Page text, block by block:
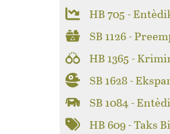
HB 705 -
SB 1126 -
HB 1365 -
SB 1628 -
SB 1084 -
HB 609 - Taks